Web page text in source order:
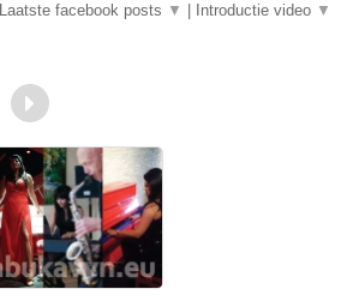
Laatste facebook posts ▼ Introductie video ▼